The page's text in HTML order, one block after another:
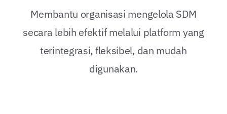
Membantu organisasi mengelola SDM
secara lebih efektif melalui platform yang
terintegrasi, fleksibel, dan mudah
digunakan.